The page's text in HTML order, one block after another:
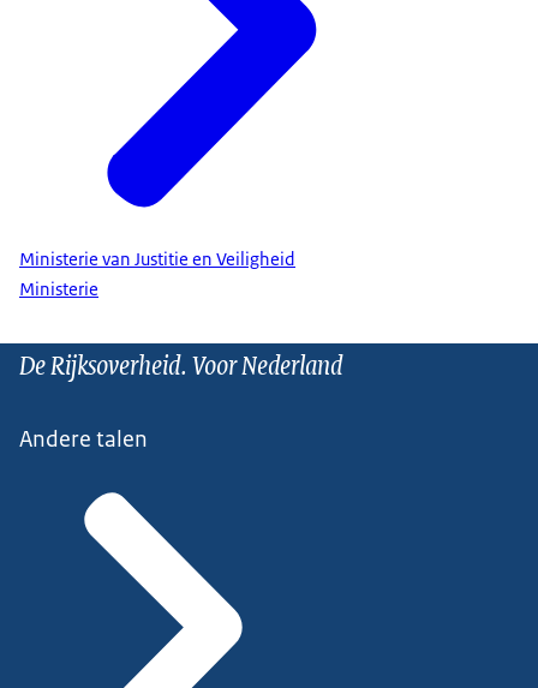
Ministerie van Justitie en Veiligheid
Ministerie
De Rijksoverheid. Voor Nederland
Andere talen